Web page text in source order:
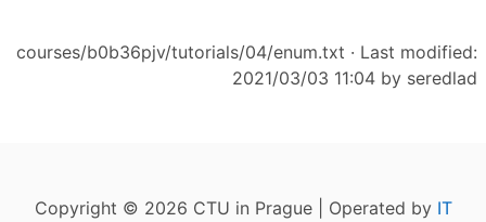
courses/b0b36pjv/tutorials/04/enum.txt · Last modified:
2021/03/03 11:04 by seredlad
Copyright © 2026 CTU in Prague | Operated by IT